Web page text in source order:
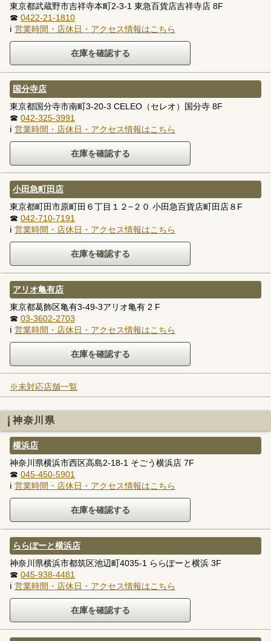
東京都武蔵野市吉祥寺本町2-3-1 東急百貨店吉祥寺店 8F
☎ 0422-21-1810
ℹ 営業時間・店休日・アクセス情報はこちら
国分寺店
東京都国分寺市南町3-20-3 CELEO（セレオ）国分寺 8F
☎ 042-325-3991
ℹ 営業時間・店休日・アクセス情報はこちら
小田急町田店
東京都町田市原町田６丁目１２−２０ 小田急百貨店町田店８F
☎ 042-710-7191
ℹ 営業時間・店休日・アクセス情報はこちら
アリオ亀有店
東京都葛飾区亀有3-49-3アリオ亀有 2 F
☎ 03-3602-2703
ℹ 営業時間・店休日・アクセス情報はこちら
※未対応店舗一覧
神奈川県
横浜店
神奈川県横浜市西区高島2-18-1 そごう横浜店 7F
☎ 045-450-5901
ℹ 営業時間・店休日・アクセス情報はこちら
ららぽーと横浜店
神奈川県横浜市都筑区池辺町4035-1 ららぽーと横浜 3F
☎ 045-938-4481
ℹ 営業時間・店休日・アクセス情報はこちら